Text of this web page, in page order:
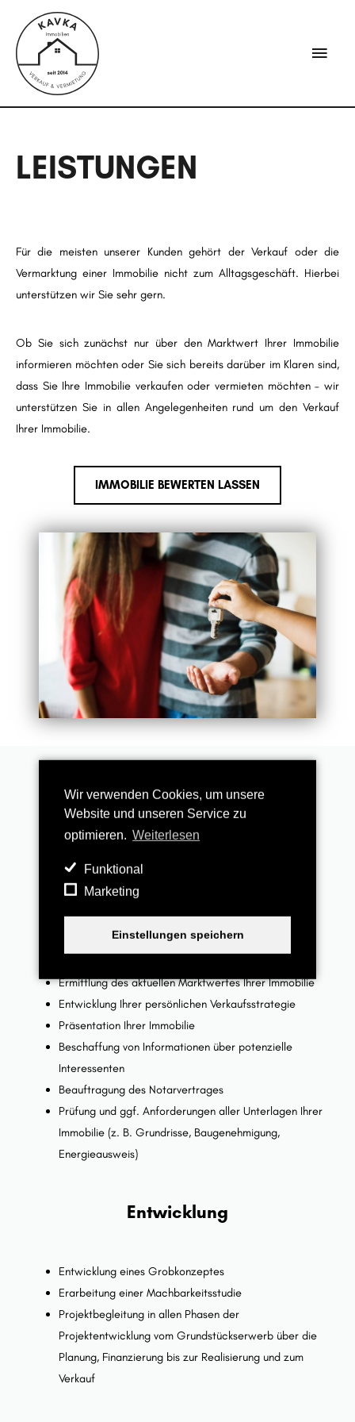
Wir verwenden Cookies, um unsere
Website und unseren Service zu
optimieren. Weiterlesen
Funktional
Marketing
Einstellungen speichern
LEISTUNGEN
Für die meisten unserer Kunden gehört der Verkauf oder die
Vermarktung einer Immobilie nicht zum Alltagsgeschäft. Hierbei
unterstützen wir Sie sehr gern.
Ob Sie sich zunächst nur über den Marktwert Ihrer Immobilie
informieren möchten oder Sie sich bereits darüber im Klaren sind,
dass Sie Ihre Immobilie verkaufen oder vermieten möchten – wir
unterstützen Sie in allen Angelegenheiten rund um den Verkauf
Ihrer Immobilie.
IMMOBILIE BEWERTEN LASSEN
Folgende Leistungen erbringen wir für
Sie:
Verkauf/Vermarktung
Ermittlung des aktuellen Marktwertes Ihrer Immobilie
Entwicklung Ihrer persönlichen Verkaufsstrategie
Präsentation Ihrer Immobilie
Beschaffung von Informationen über potenzielle
Interessenten
Beauftragung des Notarvertrages
Prüfung und ggf. Anforderungen aller Unterlagen Ihrer
Immobilie (z. B. Grundrisse, Baugenehmigung,
Energieausweis)
Entwicklung
Entwicklung eines Grobkonzeptes
Erarbeitung einer Machbarkeitsstudie
Projektbegleitung in allen Phasen der
Projektentwicklung vom Grundstückserwerb über die
Planung, Finanzierung bis zur Realisierung und zum
Verkauf